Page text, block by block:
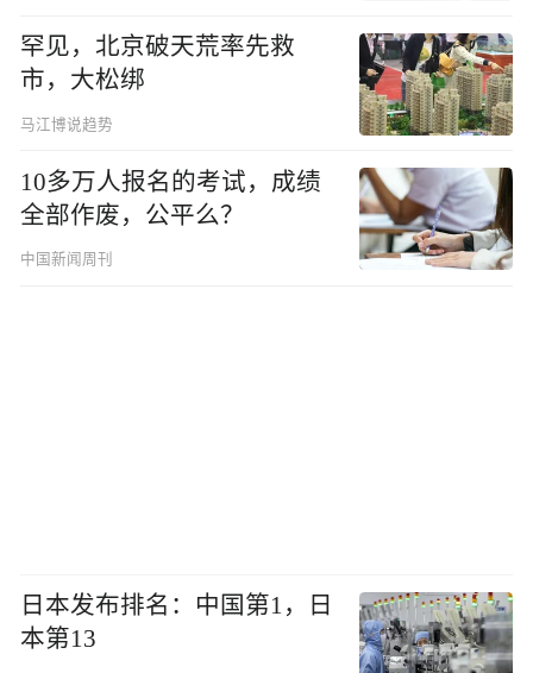
罕见，北京破天荒率先救
市，大松绑
马江博说趋势
10多万人报名的考试，成绩
全部作废，公平么？
中国新闻周刊
日本发布排名：中国第1，日
本第13